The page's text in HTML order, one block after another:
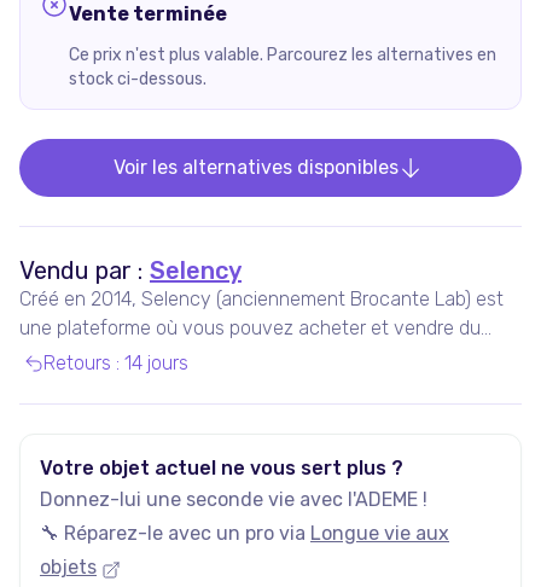
Vente terminée
Ce prix n'est plus valable. Parcourez les alternatives en
stock ci-dessous.
Voir les alternatives disponibles
Vendu par : Selency
Créé en 2014, Selency (anciennement Brocante Lab) est
une plateforme où vous pouvez acheter et vendre du
mobilier et des décorations uniques de seconde main,
Retours : 14 jours
Votre objet actuel ne vous sert plus ?
Donnez-lui une seconde vie avec l'ADEME !
🔧 Réparez-le avec un pro via Longue vie aux
objets